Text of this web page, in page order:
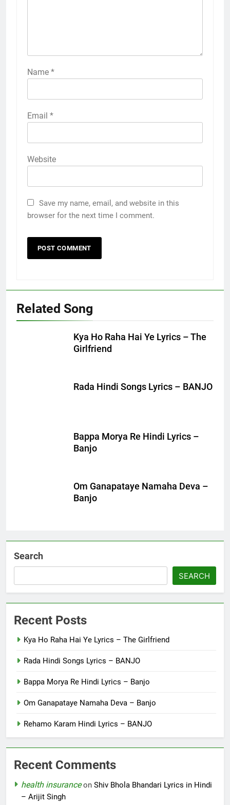
Name *
Email *
Website
Save my name, email, and website in this
browser for the next time I comment.
Related Song
Kya Ho Raha Hai Ye Lyrics – The
Girlfriend
Rada Hindi Songs Lyrics – BANJO
Bappa Morya Re Hindi Lyrics –
Banjo
Om Ganapataye Namaha Deva –
Banjo
Search
SEARCH
Recent Posts
Kya Ho Raha Hai Ye Lyrics – The Girlfriend
Rada Hindi Songs Lyrics – BANJO
Bappa Morya Re Hindi Lyrics – Banjo
Om Ganapataye Namaha Deva – Banjo
Rehamo Karam Hindi Lyrics – BANJO
Recent Comments
health insuranceon Shiv Bhola Bhandari Lyrics in Hindi
– Arijit Singh